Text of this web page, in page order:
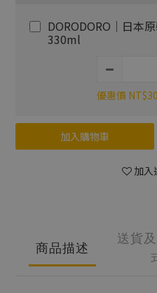
DORODORO｜日本
330ml
優惠價
加入購物車
加入
商品描述
送貨